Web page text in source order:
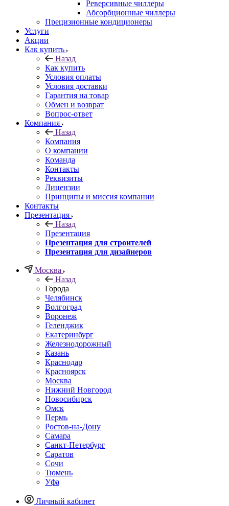
Реверсивные чиллеры
Абсорбционные чиллеры
Прецизионные кондиционеры
Услуги
Акции
Как купить
Назад
Как купить
Условия оплаты
Условия доставки
Гарантия на товар
Обмен и возврат
Вопрос-ответ
Компания
Назад
Компания
О компании
Команда
Контакты
Реквизиты
Лицензии
Принципы и миссия компании
Контакты
Презентация
Назад
Презентация
Презентация для строителей
Презентация для дизайнеров
Москва
Назад
Города
Челябинск
Волгоград
Воронеж
Геленджик
Екатеринбург
Железнодорожный
Казань
Краснодар
Красноярск
Москва
Нижний Новгород
Новосибирск
Омск
Пермь
Ростов-на-Дону
Самара
Санкт-Петербург
Саратов
Сочи
Тюмень
Уфа
Личный кабинет